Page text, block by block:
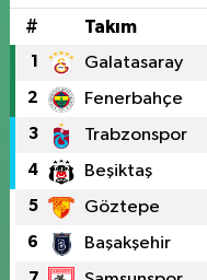
# Takım
1 Galatasaray
2 Fenerbahçe
3 Trabzonspor
4 Beşiktaş
5 Göztepe
6 Başakşehir